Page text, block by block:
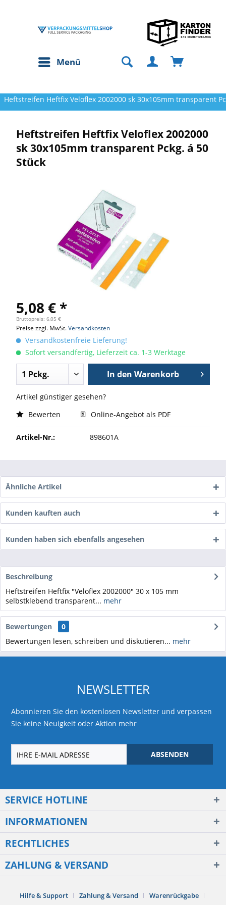
Menü
Heftstreifen Heftfix Veloflex 2002000 sk 30x105mm transparent
Heftstreifen Heftfix Veloflex 2002000
sk 30x105mm transparent Pckg. á 50
Stück
5,08 € *
Bruttopreis: 6,05 €
Preise zzgl. MwSt.Versandkosten
Versandkostenfreie Lieferung!
Sofort versandfertig, Lieferzeit ca. 1-3 Werktage
In den Warenkorb
Artikel günstiger gesehen?
Bewerten
Online-Angebot als PDF
Artikel-Nr.: 898601A
Ähnliche Artikel
Kunden kauften auch
Kunden haben sich ebenfalls angesehen
Beschreibung
Heftstreifen Heftfix "Veloflex 2002000" 30 x 105 mm
selbstklebend transparent... mehr
Bewertungen
0
Bewertungen lesen, schreiben und diskutieren... mehr
NEWSLETTER
Abonnieren Sie den kostenlosen Newsletter und verpassen
Sie keine Neuigkeit oder Aktion mehr
ABSENDEN
SERVICE HOTLINE
INFORMATIONEN
RECHTLICHES
ZAHLUNG & VERSAND
Hilfe & Support Zahlung & Versand Warenrückgabe